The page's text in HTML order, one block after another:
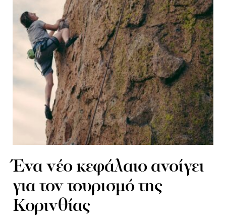
Ένα νέο κεφάλαιο ανοίγει
για τον τουρισμό της
Κορινθίας